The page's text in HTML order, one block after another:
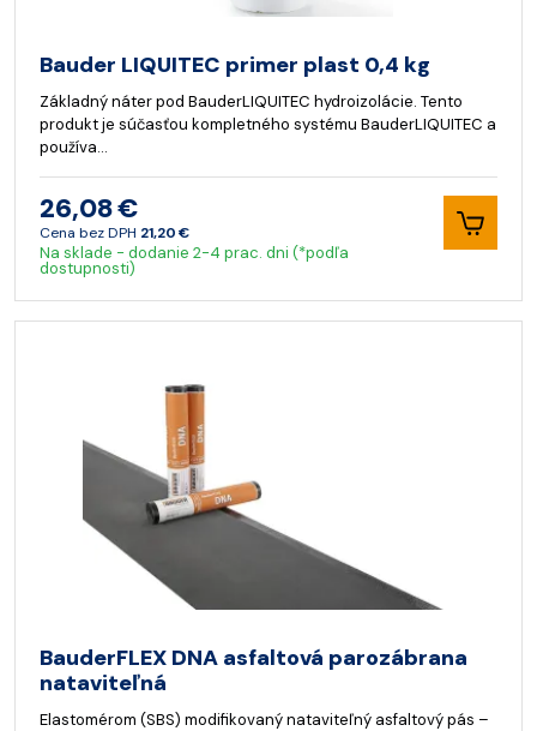
Bauder LIQUITEC primer plast 0,4 kg
Základný náter pod BauderLIQUITEC hydroizolácie. Tento
produkt je súčasťou kompletného systému BauderLIQUITEC a
používa…
26,08 €
Cena bez DPH 21,20 €
Na sklade - dodanie 2-4 prac. dni (*podľa
dostupnosti)
BauderFLEX DNA asfaltová parozábrana
nataviteľná
Elastomérom (SBS) modifikovaný nataviteľný asfaltový pás –